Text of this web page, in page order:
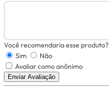
Você recomendaria esse produto?
Sim
Não
Avaliar como anônimo
Enviar Avaliação